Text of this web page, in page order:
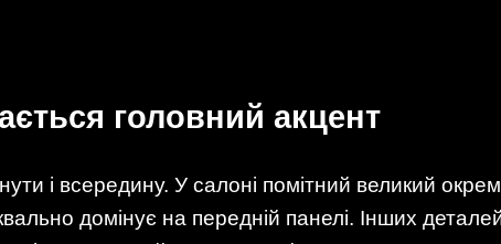
головний акцент
і всередину. У салоні помітний великий
домінує на передній панелі. Інших